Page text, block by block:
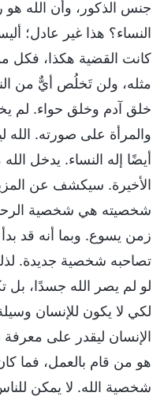
جنس الذكور، وأن الله
النساء؟ هذا غير عادل؛
كانت القضية هكذا، فكل
مثله، ولن تَخلُص أيٌّ من
خلق آدم وخلق حواء. لم
والمرأة على صورته.
أيضًا إله النساء. يدخل
الأخيرة. سيكشف عن
شخصيته هي شخصية
زمن يسوع. وبما أنه قد بدأ
تصاحبه شخصية جديدة.
لو لم يصر الله جسدًا، بل
لكي لا يكون للإنسان
الإنسان ليقدر على
هو من قام بالعمل، فما
شخصية الله. لا يمكن